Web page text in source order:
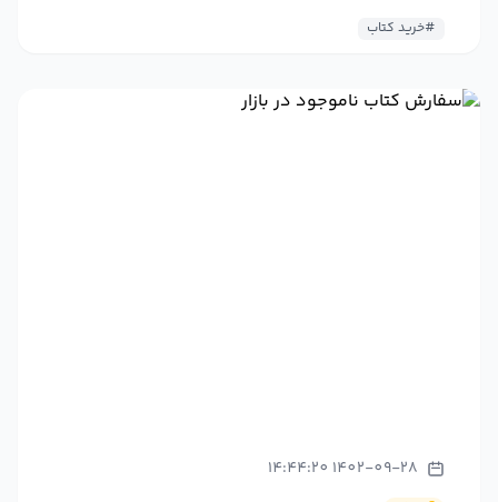
#خرید کتاب
1402-09-28 14:44:20